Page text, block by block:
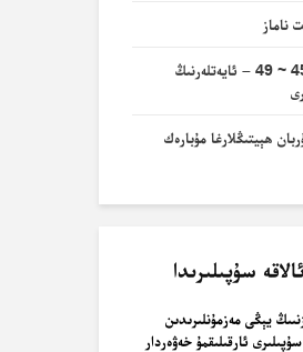
ناماز
ئەنئام سۈرىسى، 45 ~ 49 – ئايەتلەرنىڭ
ھېيتىڭلارغا مۇبارەك
سۇپىلىرىدا
يېڭى مەزمۇنلىرىدىن
ئارقىلىقمۇ خەۋەردار